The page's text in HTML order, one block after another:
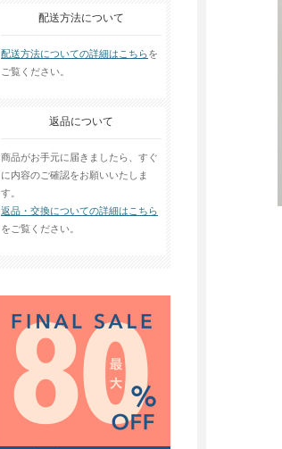
配送方法について
配送方法についての詳細はこちらを
ご覧ください。
返品について
商品がお手元に届きましたら、すぐ
に内容のご確認をお願いいたしま
す。
返品・交換についての詳細はこちら
をご覧ください。